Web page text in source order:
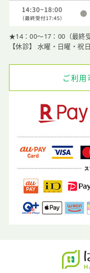
★14：00〜17：00（最終
【休診】 水曜・日曜・祝日
ご利用